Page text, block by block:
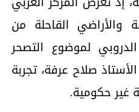
والأراضي القاحلة من
لموضوع التصحر
صلاح عرفة، تجربة
غير حكومية.